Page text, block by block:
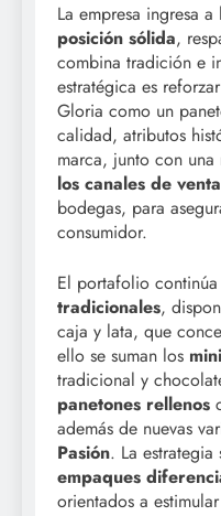
La empresa ingresa
posición sólida,
combina tradición e
estratégica es
Gloria como un
calidad, atributos
marca, junto con una
los canales de venta
bodegas, para
consumidor.
El portafolio
tradicionales,
caja y lata, que
ello se suman los
tradicional y
panetones rellenos
además de nuevas
Pasión. La
empaques
orientados a